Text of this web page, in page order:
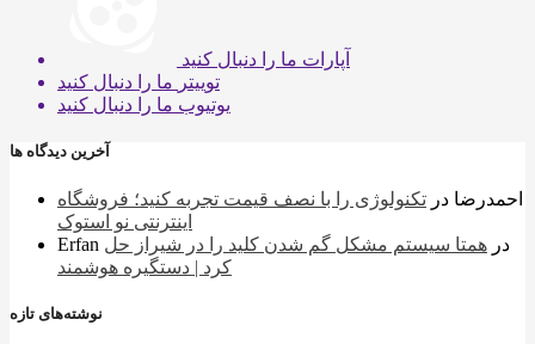
آپارات ما را دنبال کنید
توییتر ما را دنبال کنید
یوتیوب ما را دنبال کنید
آخرین دیدگاه ها
احمدرضا در تکنولوژی را با نصف قیمت تجربه کنید؛ فروشگاه
اینترنتی نو استوک
Erfan
در همتا سیستم مشکل گم شدن کلید را در شیراز حل
کرد | دستگیره هوشمند
نوشته‌های تازه